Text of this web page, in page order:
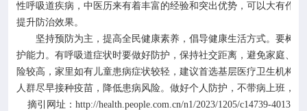
性呼吸道疾病，中医历来有着丰富的经验和突出优势，可以大有作
提升防治效果。
坚持预防为主，提高全民健康素养，倡导健康生活方式。要树立
护能力。有呼吸道症状时要做好防护，保持社交距离，避免家庭、
险较高，家里如有儿童患病症状较轻，建议首选基层医疗卫生机构
人群尽早接种疫苗，降低患病风险。做好个人防护，不带病上班，
摘引网址： http://health.people.com.cn/n1/2023/1205/c14739-